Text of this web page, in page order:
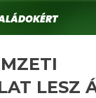
LESZ